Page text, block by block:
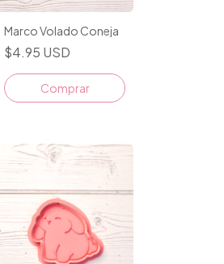
Marco Volado Coneja
$4.95 USD
Comprar